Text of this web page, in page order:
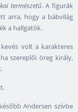
természetű. A figurák
arra, hogy a bábvilág
a hallgatók.
volt a karakteres
szereplői öreg király,
Andersen szívbe